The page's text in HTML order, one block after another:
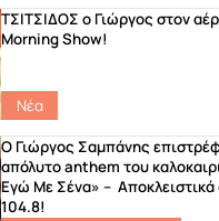
ΤΣΙΤΣΙΔΟΣ ο Γιώργος στον
Morning Show!
Νέα
Ο Γιώργος Σαμπάνης
απόλυτο anthem του
Εγώ Με Σένα» –
104.8!